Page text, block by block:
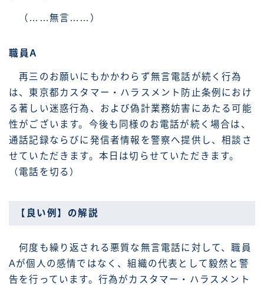
（……無言……）
職員A
再三のお願いにもかかわらず無言電話が続く行為
は、東京都カスタマー・ハラスメント防止条例におけ
る著しい迷惑行為、および偽計業務妨害にあたる可能
性がございます。今後も同様のお電話が続く場合は、
通話記録ならびに発信者情報を警察へ提供し、相談さ
せていただきます。本日は切らせていただきます。
（電話を切る）
【良い例】の解説
何度も繰り返される悪質な無言電話に対して、職員
Aが個人の感情ではなく、組織の代表として毅然と警
告を行っています。行為がカスタマー・ハラスメント